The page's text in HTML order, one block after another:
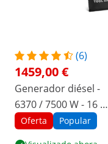
(6)
1459,00 €
Generador diésel -
6370 / 7500 W - 16 L -
230/400 V - portátil -
Oferta Popular